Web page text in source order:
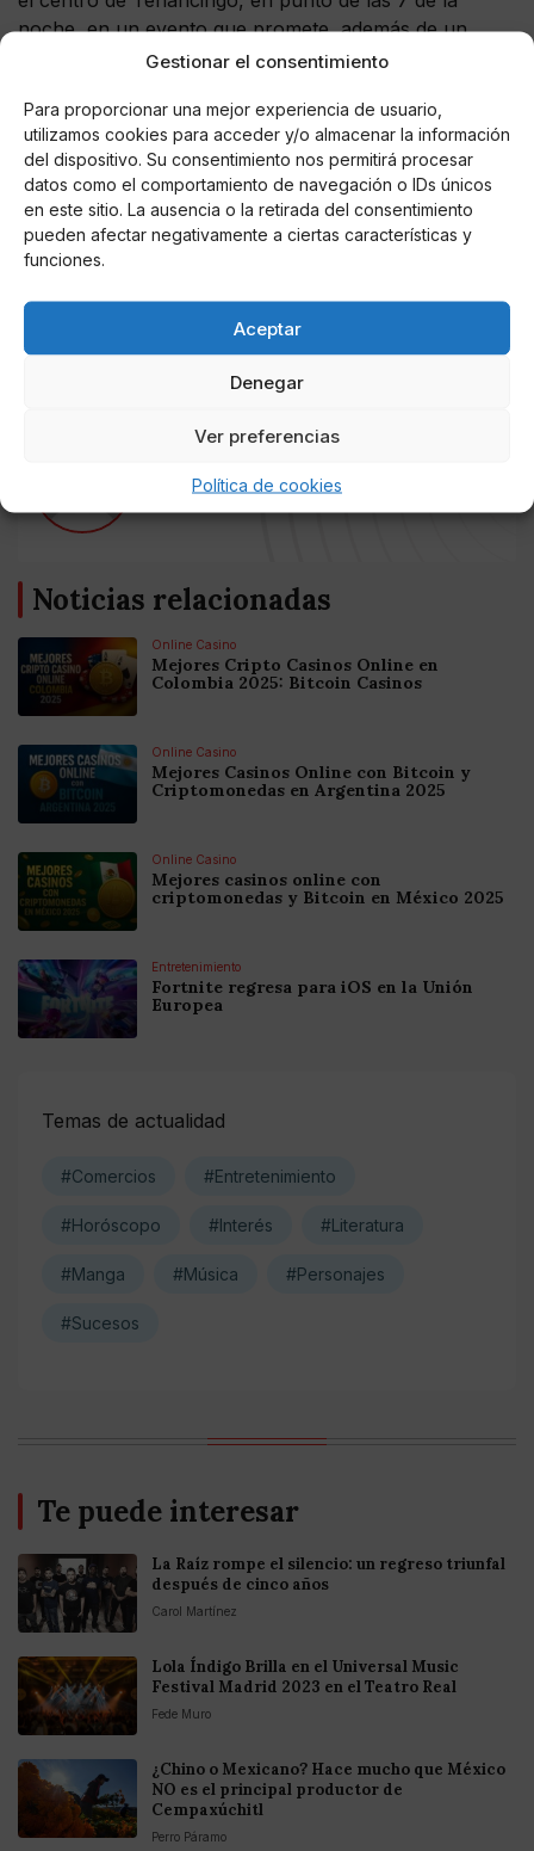
Gestionar el consentimiento
Para proporcionar una mejor experiencia de usuario,
utilizamos cookies para acceder y/o almacenar la información
del dispositivo. Su consentimiento nos permitirá procesar
datos como el comportamiento de navegación o IDs únicos
en este sitio. La ausencia o la retirada del consentimiento
pueden afectar negativamente a ciertas características y
funciones.
Aceptar
Denegar
Ver preferencias
Política de cookies
noche, en un evento que promete, además de un
espacio para la literatura y las ideas, sorpresas con
solo de Primera llama, además, de autores del
Toluqueño de Escritores y artesanías que se
producen en la región.
De la mano de la presentación de la antología de
cuentos, La Castañeda ha anunciado hacer el
septiembre el cual estará lleno de talleres y actividades
en torno a la cultura y el arte.
Perro Páramo
Noticias relacionadas
Online Casino
Mejores Cripto Casinos Online en
Colombia 2025: Bitcoin Casinos
Online Casino
Mejores Casinos Online con Bitcoin y
Criptomonedas en Argentina 2025
Online Casino
Mejores casinos online con
criptomonedas y Bitcoin en México 2025
Entretenimiento
Fortnite regresa para iOS en la Unión
Europea
Temas de actualidad
#Comercios #Entretenimiento
#Horóscopo #Interés #Literatura
#Manga #Música #Personajes
#Sucesos
Te puede interesar
La Raíz rompe el silencio: un regreso triunfal
después de cinco años
Carol Martínez
Lola Índigo Brilla en el Universal Music
Festival Madrid 2023 en el Teatro Real
Fede Muro
¿Chino o Mexicano? Hace mucho que México
NO es el principal productor de
Cempaxúchitl
Perro Páramo